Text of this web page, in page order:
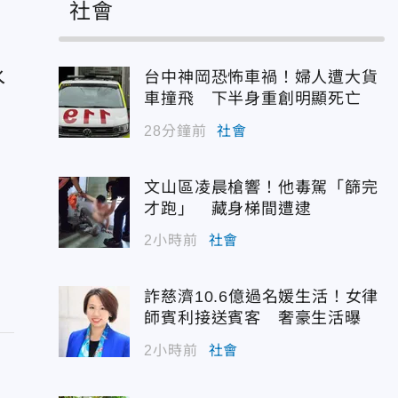
社會
台中神岡恐怖車禍！婦人遭大貨
車撞飛 下半身重創明顯死亡
28分鐘前 社會
文山區凌晨槍響！他毒駕「篩完
才跑」 藏身梯間遭逮
2小時前 社會
詐慈濟10.6億過名媛生活！女律
師賓利接送賓客 奢豪生活曝
2小時前 社會